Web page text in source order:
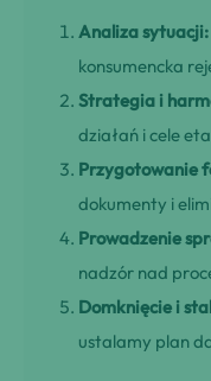
Analiza sytuacji:
konsumencka
Strategia i
działań i cele
Przygotowanie
dokumenty i
Prowadzenie
nadzór nad
Domknięcie i
ustalamy plan